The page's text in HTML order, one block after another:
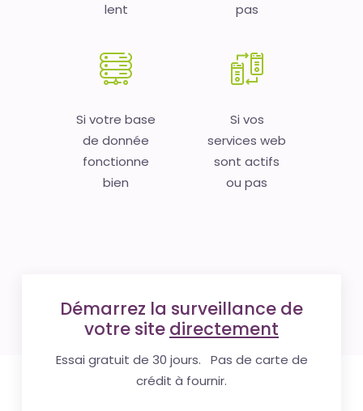
lent
pas
Si votre base
de donnée
fonctionne
bien
Si vos
services web
sont actifs
ou pas
Démarrez la surveillance de
votre site directement
Essai gratuit de 30 jours. Pas de carte de
crédit à fournir.